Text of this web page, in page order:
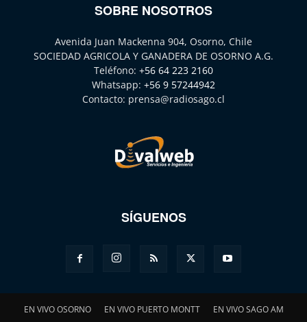
SOBRE NOSOTROS
Avenida Juan Mackenna 904, Osorno, Chile
SOCIEDAD AGRICOLA Y GANADERA DE OSORNO A.G.
Teléfono: +56 64 223 2160
Whatsapp: +56 9 57244942
Contacto: prensa@radiosago.cl
SÍGUENOS
EN VIVO OSORNO EN VIVO PUERTO MONTT EN VIVO SAGO AM